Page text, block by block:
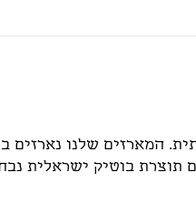
המארזים שלנו נארזים
בוטיק ישראלית